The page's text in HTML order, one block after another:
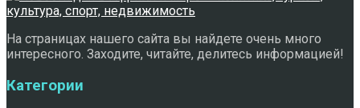
На страницах нашего сайта вы найдете очень много
интересного. Заходите, читайте, делитесь информацией!
Категории